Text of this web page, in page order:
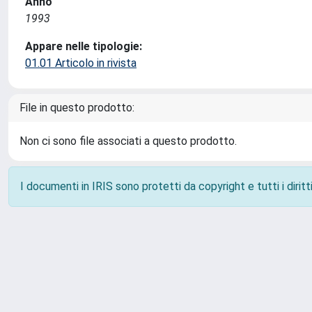
1993
Appare nelle tipologie:
01.01 Articolo in rivista
File in questo prodotto:
Non ci sono file associati a questo prodotto.
I documenti in IRIS sono protetti da copyright e tutti i